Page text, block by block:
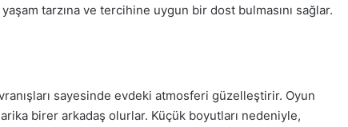
tarzına ve tercihine uygun bir dost bulmasını sağlar.
sayesinde evdeki atmosferi güzelleştirir. Oyun
birer arkadaş olurlar. Küçük boyutları nedeniyle,